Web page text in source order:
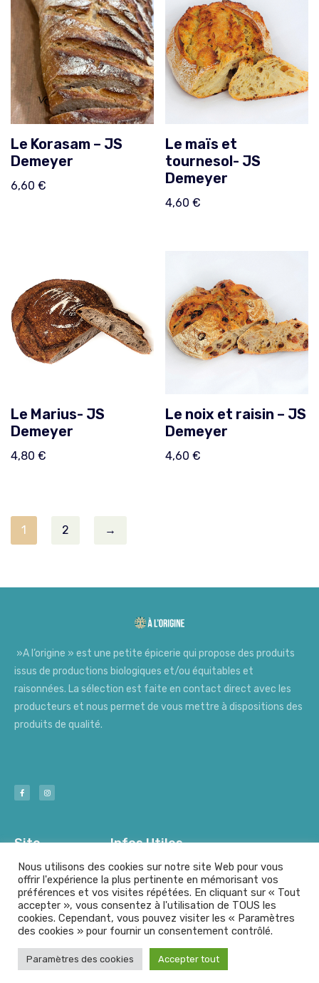
Le Korasam – JS
Demeyer
6,60 €
Le maïs et
tournesol- JS
Demeyer
4,60€
Le Marius- JS
Demeyer
4,80 €
Le noix et raisin – JS
Demeyer
4,60€
1 2 →
»A l’origine » est une petite épicerie qui propose des produits
issus de productions biologiques et/ou équitables et
raisonnées. La sélection est faite en contact direct avec les
producteurs et nous permet de vous mettre à dispositions des
produits de qualité.
Site Infos Utiles
© A l'origine - Tout droits résérvés
Fait avec
par leGroup Graphic
Nous utilisons des cookies sur notre site Web pour vous
offrir l'expérience la plus pertinente en mémorisant vos
préférences et vos visites répétées. En cliquant sur « Tout
accepter », vous consentez à l'utilisation de TOUS les
cookies. Cependant, vous pouvez visiter les « Paramètres
des cookies » pour fournir un consentement contrôlé.
Paramètres des cookies Accepter tout